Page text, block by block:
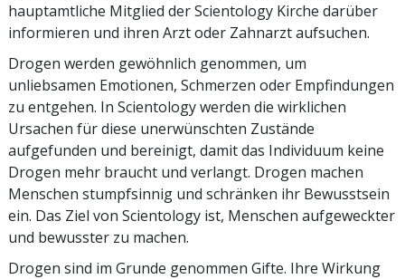
hauptamtliche Mitglied der Scientology Kirche darüber
informieren und ihren Arzt oder Zahnarzt aufsuchen.
Drogen werden gewöhnlich genommen, um
unliebsamen Emotionen, Schmerzen oder Empfindungen
zu entgehen. In Scientology werden die wirklichen
Ursachen für diese unerwünschten Zustände
aufgefunden und bereinigt, damit das Individuum keine
Drogen mehr braucht und verlangt. Drogen machen
Menschen stumpfsinnig und schränken ihr Bewusstsein
ein. Das Ziel von Scientology ist, Menschen aufgeweckter
und bewusster zu machen.
Drogen sind im Grunde genommen Gifte. Ihre Wirkung